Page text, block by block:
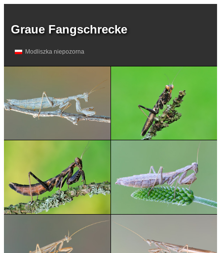
Graue Fangschrecke
Modliszka niepozorna